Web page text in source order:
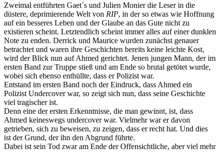
Zweimal entführten Gaet´s und Julien Monier die Leser in die
düstere, deprimierende Welt von RIP, in der so etwas wie Hoffnung
auf ein besseres Leben und der Glaube an das Gute nicht zu
existieren scheint. Letztendlich scheint immer alles auf einer dunklen
Note zu enden. Derrick und Maurice wurden zunächst genauer
betrachtet und waren ihre Geschichten bereits keine leichte Kost,
wird der Blick nun auf Ahmed gerichtet. Jenen jungen Mann, der im
ersten Band zur Truppe stieß und am Ende so brutal getötet wurde,
wobei sich ebenso enthüllte, dass er Polizist war.
Entstand im ersten Band noch der Eindruck, dass Ahmed ein
Polizist Undercover war, so zeigt sich nun, dass seine Geschichte
viel tragischer ist.
Denn eine der ersten Erkenntnisse, die man gewinnt, ist, dass
Ahmed keineswegs undercover war. Vielmehr war er davon
getrieben, sich zu beweisen, zu zeigen, dass er recht hat. Und dies
ist der Grund, der ihn den Abgrund führte.
Dabei ist sein Tod zwar am Ende der Offensichtliche, aber viel mehr